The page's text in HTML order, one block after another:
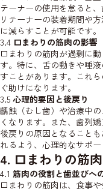
テーナーの使用を怠ると
リテーナーの装着期間や
に減らすことが可能です。
3.4 口まわりの筋肉の影響
口まわりの筋肉が過剰に
す。特に、舌の動きや唾
すことがあります。これ
ぐ助けになります。
3.5 心理的要因と後戻り
齲蝕（むし歯）や治療中
くなります。また、歯列
後戻りの原因となること
れるよう、心理的なサポー
4. 口まわりの筋
4.1 筋肉の役割と歯並びへ
口まわりの筋肉は、食事